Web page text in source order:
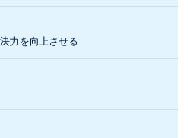
力を向上させる